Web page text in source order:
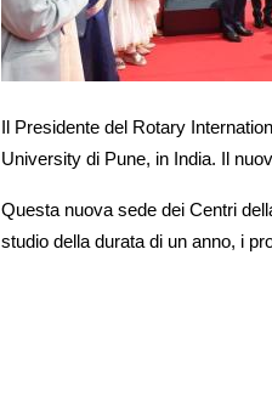
Il Presidente del Rotary
University di Pune, in India. Il
Questa nuova sede dei Centri
studio della durata di un anno, i